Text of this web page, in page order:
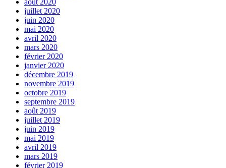
août 2020
juillet 2020
juin 2020
mai 2020
avril 2020
mars 2020
février 2020
janvier 2020
décembre 2019
novembre 2019
octobre 2019
septembre 2019
août 2019
juillet 2019
juin 2019
mai 2019
avril 2019
mars 2019
février 2019